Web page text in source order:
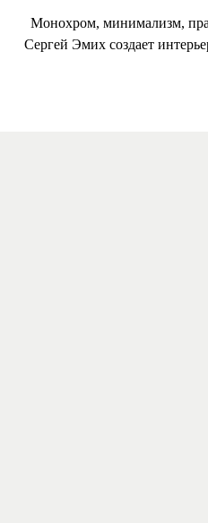
Монохром, минимализм,
Сергей Эмих создает